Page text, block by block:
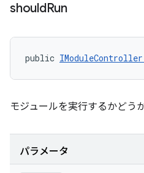
shouldRun
public
モジュールを実行するかどう
パラメータ